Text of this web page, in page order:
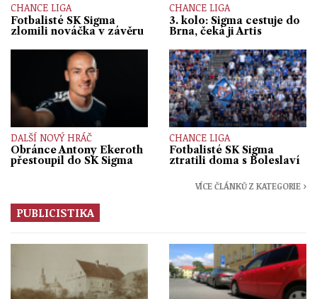
CHANCE LIGA
Fotbalisté SK Sigma
zlomili nováčka v závěru
CHANCE LIGA
3. kolo: Sigma cestuje do
Brna, čeká ji Artis
DALŠÍ NOVÝ HRÁČ
Obránce Antony Ekeroth
přestoupil do SK Sigma
CHANCE LIGA
Fotbalisté SK Sigma
ztratili doma s Boleslaví
VÍCE ČLÁNKŮ Z KATEGORIE ›
PUBLICISTIKA